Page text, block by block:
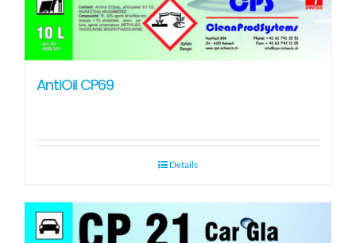
AntiOil CP69
Details